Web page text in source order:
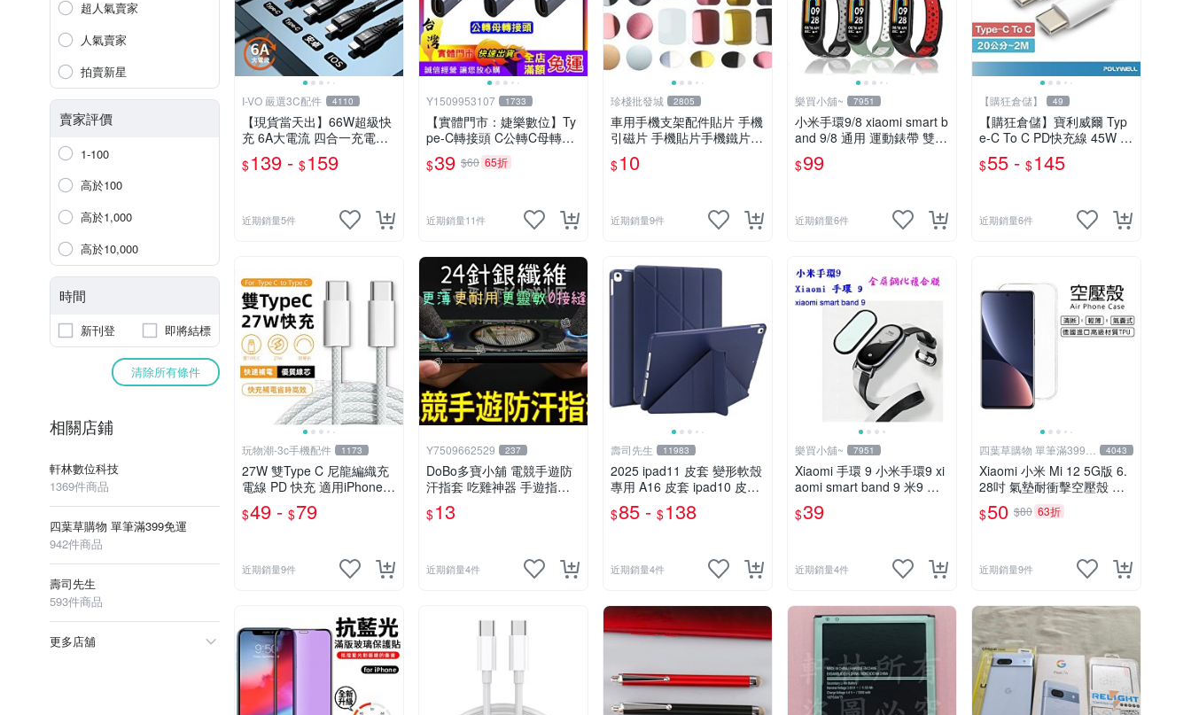
超人氣賣家
人氣賣家
拍賣新星
賣家評價
1-100
高於100
高於1,000
高於10,000
時間
新刊登 即將結標
清除所有條件
相關店鋪
軒林數位科技
1369件商品
四葉草購物 單筆滿399免運
942件商品
壽司先生
593件商品
更多店舖
I-VO 嚴選3C配件 4110
【現貨當天出】66W超級快
充 6A大電流 四合一充電線
一分四充電線 VOOC閃充 雙
引擎閃充 Type-C 安卓
$139 - $159
近期銷量5件
Y1509953107 1733
【實體門市：婕樂數位】Ty
pe-C轉接頭 C公轉C母轉接
頭 蘋果轉Typec轉蘋果 USB
3.1中側彎頭 10Gbps
$39 $60 65折
近期銷量11件
珍棧批發城 2805
車用手機支架配件貼片 手機
引磁片 手機貼片手機鐵片支
架鐵片吸磁鐵片手機架
$10
近期銷量9件
樂買小舖~ 7951
小米手環9/8 xiaomi smart b
and 9/8 通用 運動錶帶 雙色
洞洞透氣 取代原廠錶帶 多
色現貨
$99
近期銷量6件
【購狂倉儲】 49
【購狂倉儲】寶利威爾 Typ
e-C To C PD快充線 45W 適
用iPad安卓 tycp-c充電線 快
充線 快速充電 安卓蘋果充
$55 - $145
近期銷量6件
玩物潮-3c手機配件 1173
27W 雙Type C 尼龍編織充
電線 PD 快充 適用iPhone 1
5 16
$49 - $79
近期銷量9件
Y7509662529 237
DoBo多寶小舖 電競手遊防
汗指套 吃雞神器 手遊指套
電競指套 遊戲指套 電競級
手遊指套 決勝時刻 傳說對
$13
近期銷量4件
壽司先生 11983
2025 ipad11 皮套 變形軟殼
專用 A16 皮套 ipad10 皮套
可立 休眠 有5種立起來的方
式 超薄
$85 - $138
近期銷量4件
樂買小舖~ 7951
Xiaomi 手環 9 小米手環9 xi
aomi smart band 9 米9 專
用 鋼化複合膜 全屏黑邊鋼
化保護貼
$39
近期銷量4件
四葉草購物 單筆滿399免
運
4043
Xiaomi 小米 Mi 12 5G版 6.
28吋 氣墊耐衝擊空壓殼 軟
套 透明殼 果凍套 手機殼 保
護套
$50 $80 63折
近期銷量9件